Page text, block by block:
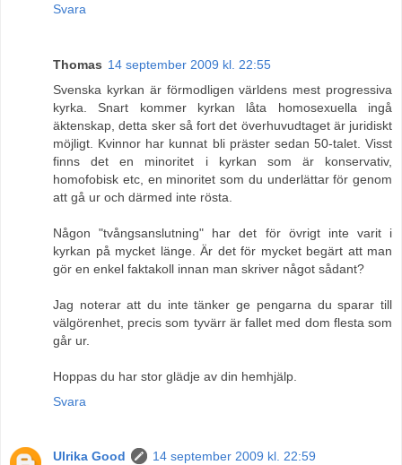
Svara
Thomas 14 september 2009 kl. 22:55
Svenska kyrkan är förmodligen världens mest progressiva
kyrka. Snart kommer kyrkan låta homosexuella ingå
äktenskap, detta sker så fort det överhuvudtaget är juridiskt
möjligt. Kvinnor har kunnat bli präster sedan 50-talet. Visst
finns det en minoritet i kyrkan som är konservativ,
homofobisk etc, en minoritet som du underlättar för genom
att gå ur och därmed inte rösta.
Någon "tvångsanslutning" har det för övrigt inte varit i
kyrkan på mycket länge. Är det för mycket begärt att man
gör en enkel faktakoll innan man skriver något sådant?
Jag noterar att du inte tänker ge pengarna du sparar till
välgörenhet, precis som tyvärr är fallet med dom flesta som
går ur.
Hoppas du har stor glädje av din hemhjälp.
Svara
Ulrika Good
14 september 2009 kl. 22:59